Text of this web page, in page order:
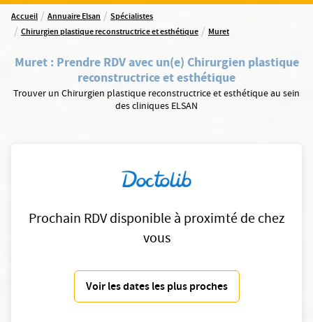
Accueil / Annuaire Elsan / Spécialistes
/ Chirurgien plastique reconstructrice et esthétique / Muret
Muret: Prendre RDV avec un(e) Chirurgien plastique
reconstructrice et esthétique
Trouver un Chirurgien plastique reconstructrice et esthétique au sein
des cliniques ELSAN
Prochain RDV disponible à proximté de chez
vous
Voir les dates les plus proches